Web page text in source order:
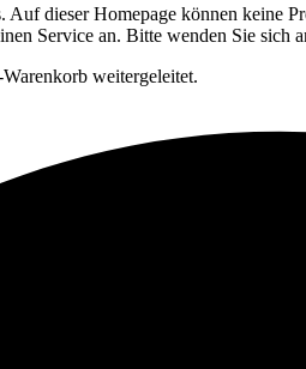
dieser Homepage können keine
Service an. Bitte wenden Sie sich
weitergeleitet.